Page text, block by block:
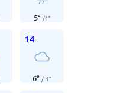
5° /1°
14
6° /-1°